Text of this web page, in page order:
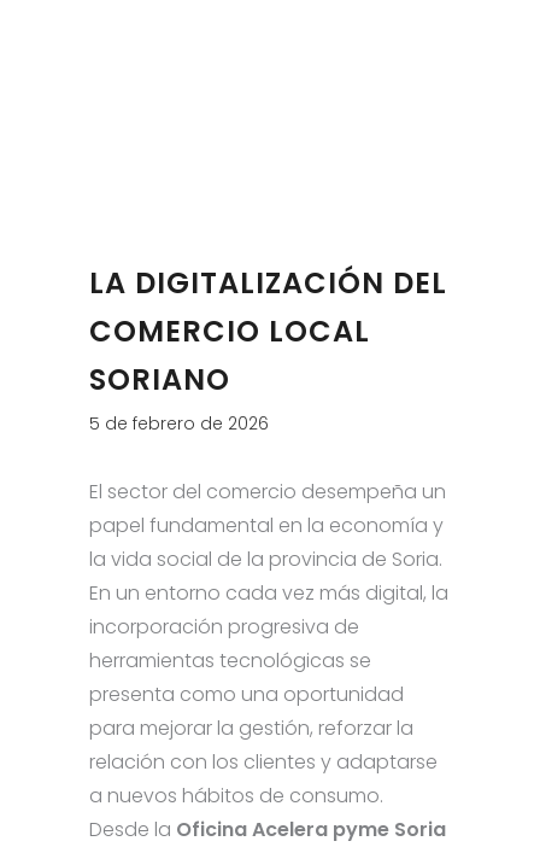
LA DIGITALIZACIÓN DEL
COMERCIO LOCAL
SORIANO
5 de febrero de 2026
El sector del comercio desempeña un
papel fundamental en la economía y
la vida social de la provincia de Soria.
En un entorno cada vez más digital, la
incorporación progresiva de
herramientas tecnológicas se
presenta como una oportunidad
para mejorar la gestión, reforzar la
relación con los clientes y adaptarse
a nuevos hábitos de consumo.
Desde la Oficina Acelera pyme Soria